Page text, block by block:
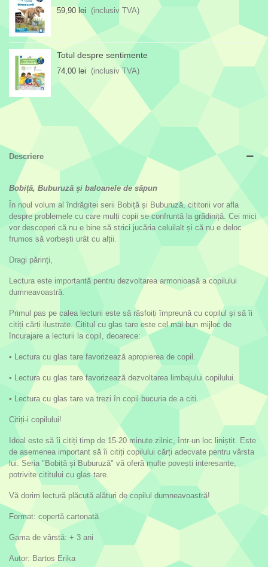
59,90 lei (inclusiv TVA)
Totul despre sentimente
74,00 lei (inclusiv TVA)
Descriere
Bobiță, Buburuză și baloanele de săpun
În noul volum al îndrăgitei serii Bobiță și Buburuză, cititorii vor afla
despre problemele cu care mulți copii se confruntă la grădiniță. Cei mici
vor descoperi că nu e bine să strici jucăria celuilalt și că nu e deloc
frumos să vorbești urât cu alții.
Dragi părinți,
Lectura este importantă pentru dezvoltarea armonioasă a copilului
dumneavoastră.
Primul pas pe calea lecturii este să răsfoiți împreună cu copilul și să îi
citiți cărți ilustrate. Cititul cu glas tare este cel mai bun mijloc de
încurajare a lecturii la copil, deoarece:
• Lectura cu glas tare favorizează apropierea de copil.
• Lectura cu glas tare favorizează dezvoltarea limbajului copilului.
• Lectura cu glas tare va trezi în copil bucuria de a citi.
Citiți-i copilului!
Ideal este să îi citiți timp de 15-20 minute zilnic, într-un loc liniștit. Este
de asemenea important să îi citiți copilului cărți adecvate pentru vârsta
lui. Seria "Bobiță și Buburuză" vă oferă multe povești interesante,
potrivite cititului cu glas tare.
Vă dorim lectură plăcută alături de copilul dumneavoastră!
Format: copertă cartonată
Gama de vârstă: + 3 ani
Autor: Bartos Erika